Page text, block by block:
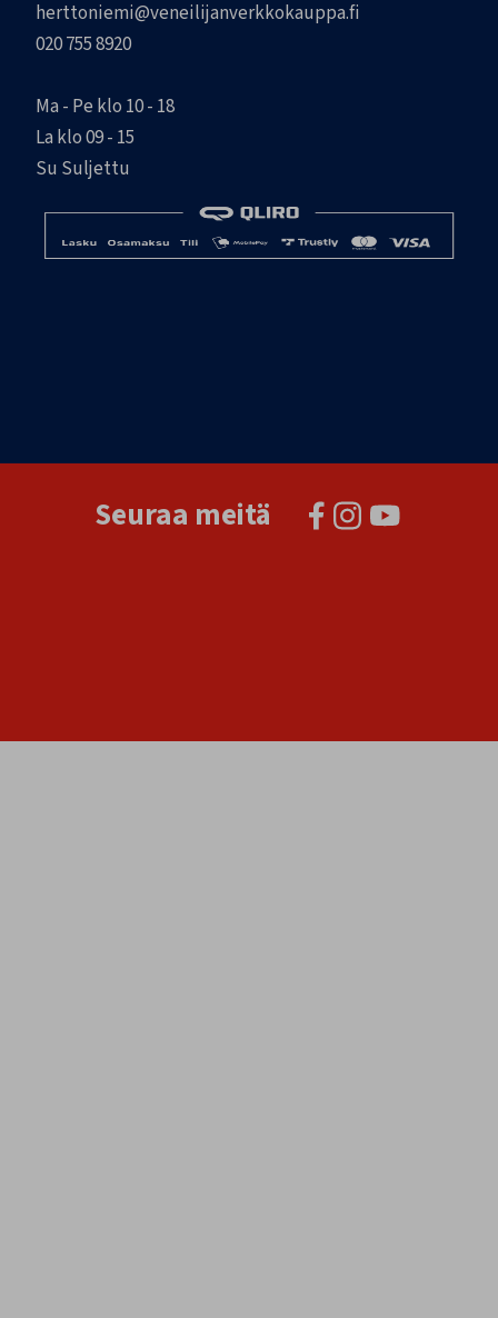
herttoniemi@veneilijanverkkokauppa.fi
020 755 8920
Ma - Pe klo 10 - 18
La klo 09 - 15
Su Suljettu
Seuraa meitä